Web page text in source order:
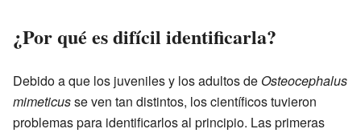
¿Por qué es difícil identificarla?
Debido a que los juveniles y los adultos de Osteocephalus
mimeticusse ven tan distintos, los científicos tuvieron
problemas para identificarlos al principio. Las primeras